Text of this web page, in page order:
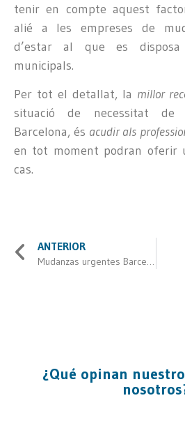
tenir en compte aquest
alié a les empreses de
d’estar al que es
municipals.
Per tot el detallat, la millor
situació de necessitat de
Barcelona, és acudir als
en tot moment podran oferir
cas.
ANTERIOR
Mudanzas urgentes Barcelona
¿Qué opinan